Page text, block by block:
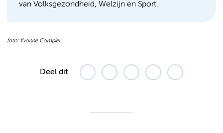
van Volksgezondheid, Welzijn en Sport.
foto: Yvonne Compier
Deel dit